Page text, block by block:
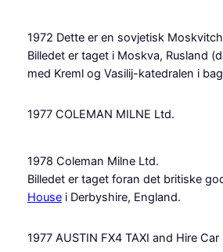
1972 Dette er en sovjetisk
Billedet er taget i Moskva, Rusland
med Kreml og Vasilij-katedralen i
1977 COLEMAN MILNE Ltd.
1978 Coleman Milne Ltd.
Billedet er taget foran det britiske
Housei Derbyshire, England.
1977 AUSTIN FX4 TAXI and Hire Car